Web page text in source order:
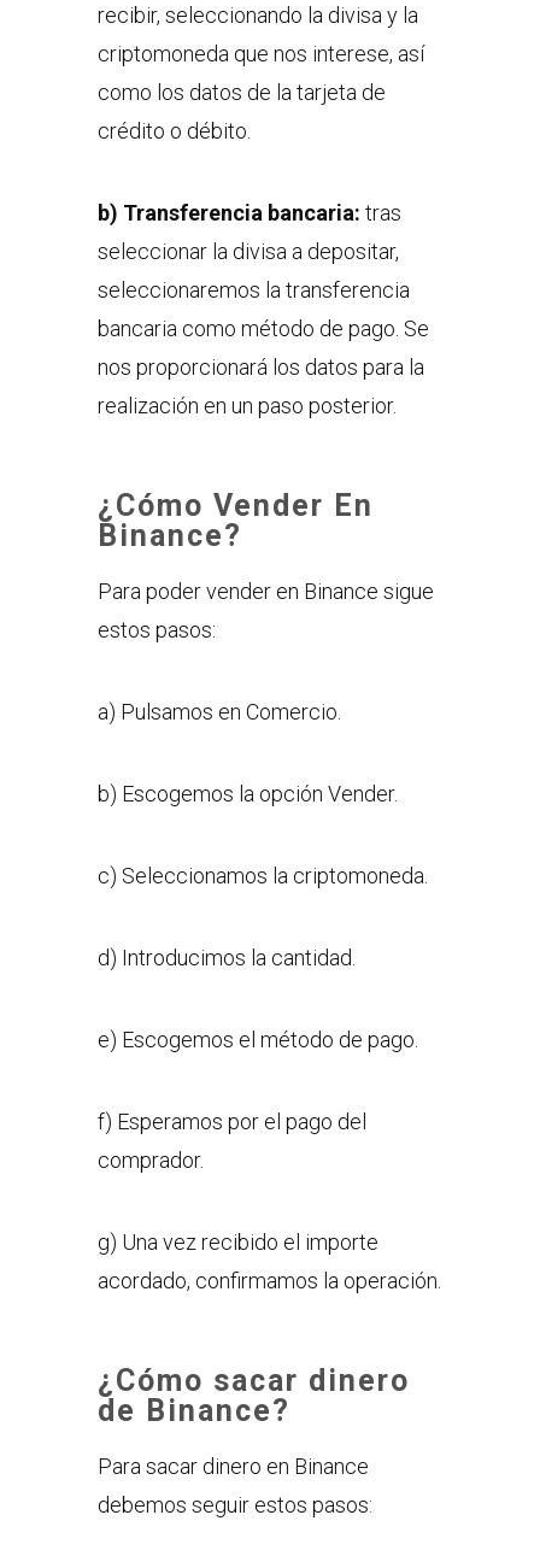
recibir, seleccionando la divisa y la
criptomoneda que nos interese, así
como los datos de la tarjeta de
crédito o débito.
b) Transferencia bancaria: tras
seleccionar la divisa a depositar,
seleccionaremos la transferencia
bancaria como método de pago. Se
nos proporcionará los datos para la
realización en un paso posterior.
¿Cómo Vender En
Binance?
Para poder vender en Binance sigue
estos pasos:
a) Pulsamos en Comercio.
b) Escogemos la opción Vender.
c) Seleccionamos la criptomoneda.
d) Introducimos la cantidad.
e) Escogemos el método de pago.
f) Esperamos por el pago del
comprador.
g) Una vez recibido el importe
acordado, confirmamos la operación.
¿Cómo sacar dinero
de Binance?
Para sacar dinero en Binance
debemos seguir estos pasos: